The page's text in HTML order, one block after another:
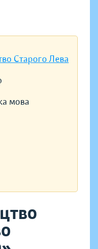
Старого Лева
мова